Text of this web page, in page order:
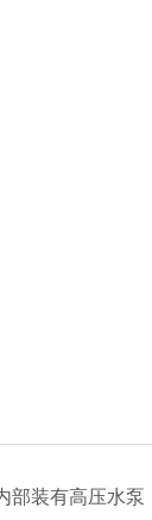
部装有高压水泵